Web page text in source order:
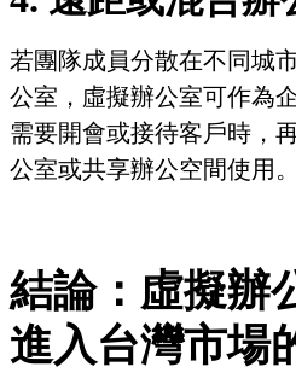
若團隊成員分散在不同城
公室，虛擬辦公室可作為
需要開會或接待客戶時，
公室或共享辦公空間使用。
結論：虛擬辦
進入台灣市場